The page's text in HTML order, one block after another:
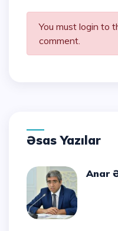
You must login to
comment.
Əsas Yazılar
Anar